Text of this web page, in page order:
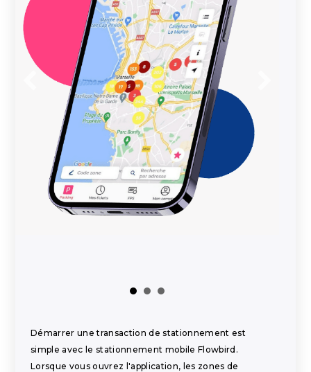
Démarrer une transaction de stationnement est
simple avec le stationnement mobile Flowbird.
Lorsque vous ouvrez l'application, les zones de